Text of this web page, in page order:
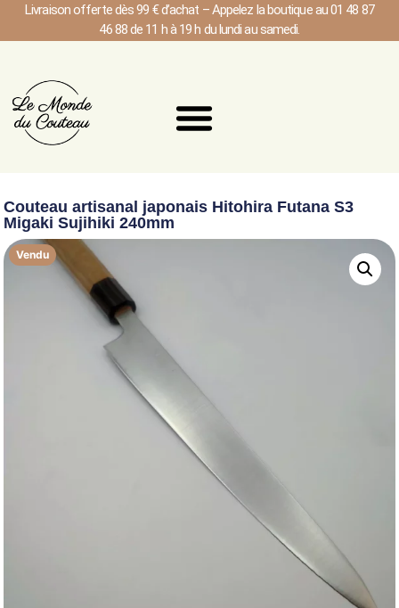
Livraison offerte dès 99 € d’achat – Appelez la boutique au 01 48 87
46 88 de 11 h à 19 h du lundi au samedi.
Couteau artisanal japonais Hitohira Futana S3
Migaki Sujihiki 240mm
Vendu